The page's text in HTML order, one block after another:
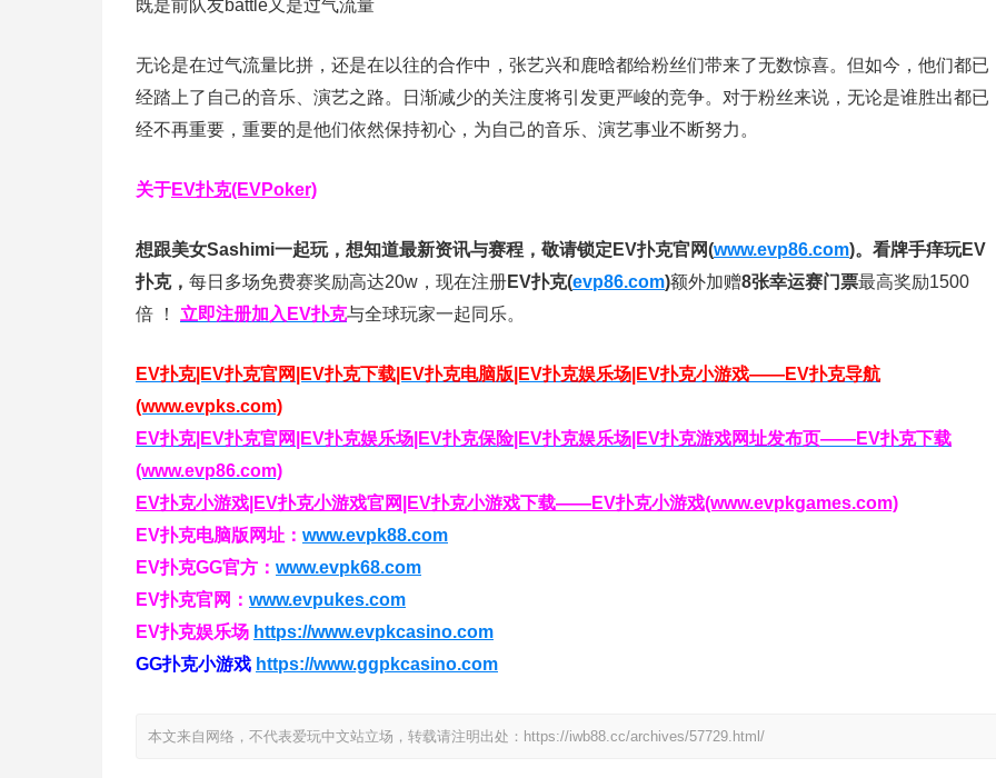
既是前队友battle又是过气流量
无论是在过气流量比拼，还是在以往的合作中，张艺兴和鹿晗都给粉丝们带来了无数惊喜。但如今，他们都已
经踏上了自己的音乐、演艺之路。日渐减少的关注度将引发更严峻的竞争。对于粉丝来说，无论是谁胜出都已
经不再重要，重要的是他们依然保持初心，为自己的音乐、演艺事业不断努力。
关于EV扑克(EVPoker)
想跟美女Sashimi一起玩， 想知道最新资讯与赛程， 敬请锁定EV扑克官网(www.evp86.com)。 看牌手痒玩EV
扑克， 每日多场免费赛奖励高达20w，现在注册EV扑克(evp86.com)额外加赠8张幸运赛门票最高奖励1500
倍
！ 立即注册加入EV扑克与全球玩家一起同乐。
EV扑克|EV扑克官网|EV扑克下载|EV扑克电脑版|EV扑克娱乐场|EV扑克小游戏——EV扑克导航
(www.evpks.com)
EV扑克|EV扑克官网|EV扑克娱乐场|EV扑克保险|EV扑克娱乐场|EV扑克游戏网址发布页——EV扑克下载
(www.evp86.com)
EV扑克小游戏|EV扑克小游戏官网|EV扑克小游戏下载——EV扑克小游戏(www.evpkgames.com)
EV扑克电脑版网址： www.evpk88.com
EV扑克GG官方： www.evpk68.com
EV扑克官网： www.evpukes.com
EV扑克娱乐场 https://www.evpkcasino.com
GG扑克小游戏 https://www.ggpkcasino.com
本文来自网络，不代表爱玩中文站立场，转载请注明出处：https://iwb88.cc/archives/57729.html/